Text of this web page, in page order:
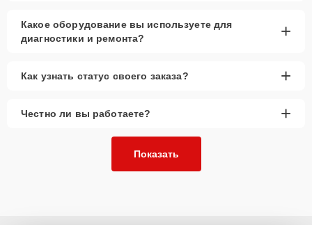
Какое оборудование вы используете для
диагностики и ремонта?
+
Как узнать статус своего заказа? +
Честно ли вы работаете? +
Показать